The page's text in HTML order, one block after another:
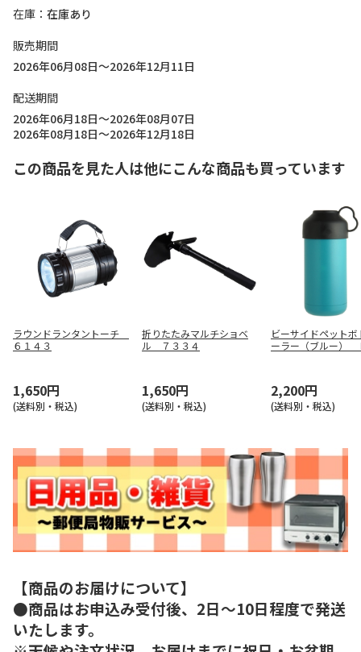
在庫
在庫あり
販売期間
2026年06月08日～2026年12月11日
配送期間
2026年06月18日～2026年08月07日
2026年08月18日～2026年12月18日
この商品を見た人は他にこんな商品も買っています
ラウンドランタントーチ
６１４３
1,650円
(送料別・税込)
折りたたみマルチショベ
ル ７３３４
1,650円
(送料別・税込)
ビーサイドペットボ
ーラー（ブルー）
2,200円
(送料別・税込)
【商品のお届けについて】
●商品はお申込み受付後、2日～10日程度で発送
いたします。